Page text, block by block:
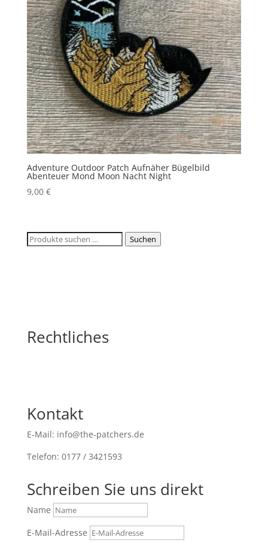
Adventure Outdoor Patch Aufnäher Bügelbild
Abenteuer Mond Moon Nacht Night
9,00 €
Suchen
Suchen
Rechtliches
Kontakt
E-Mail: info@the-patchers.de
Telefon: 0177 / 3421593
Schreiben Sie uns direkt
Name
E-Mail-Adresse